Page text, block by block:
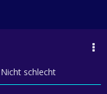
schlecht